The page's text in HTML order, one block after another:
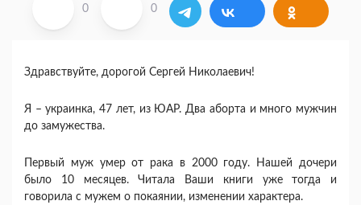
0 0
Здравствуйте, дорогой Сергей Николаевич!
Я – украинка, 47 лет, из ЮАР. Два аборта и много мужчин
до замужества.
Первый муж умер от рака в 2000 году. Нашей дочери
было 10 месяцев. Читала Ваши книги уже тогда и
говорила с мужем о покаянии, изменении характера.